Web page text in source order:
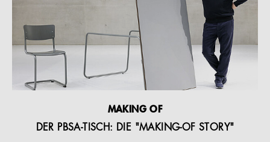
MAKING OF
DER PBSA-TISCH: DIE "MAKING-OF STORY"